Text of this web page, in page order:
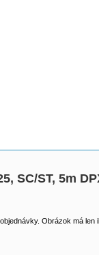
SC/ST, 5m
Obrázok má len